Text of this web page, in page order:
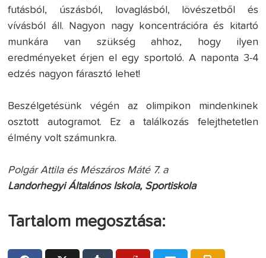
futásból, úszásból, lovaglásból, lövészetből és
vívásból áll. Nagyon nagy koncentrációra és kitartó
munkára van szükség ahhoz, hogy ilyen
eredményeket érjen el egy sportoló. A naponta 3-4
edzés nagyon fárasztó lehet!
Beszélgetésünk végén az olimpikon mindenkinek
osztott autogramot. Ez a találkozás felejthetetlen
élmény volt számunkra.
Polgár Attila és Mészáros Máté 7. a
Landorhegyi Általános Iskola, Sportiskola
Tartalom megosztása: